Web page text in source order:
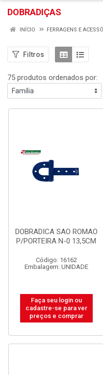
DOBRADIÇAS
INÍCIO FERRAGENS E
Filtros
75 produtos ordenados por:
DOBRADICA SAO ROMAO
P/PORTEIRA N-0 13,5CM
Código: 16162
Embalagem: UNIDADE
Faça seu login ou
cadastre-se para ver
preços e comprar